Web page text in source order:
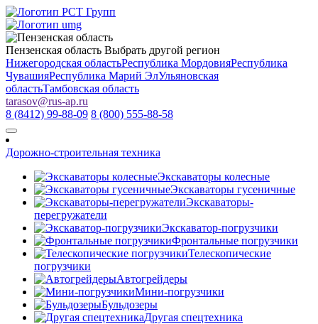
Пензенская область Выбрать другой регион
Нижегородская областьРеспублика МордовияРеспублика
ЧувашияРеспублика Марий ЭлУльяновская
областьТамбовская область
tarasov@rus-ap.ru
8 (8412) 99-88-09 8 (800) 555-88-58
Дорожно-строительная техника
Экскаваторы колесные
Экскаваторы гусеничные
Экскаваторы-
перегружатели
Экскаватор-погрузчики
Фронтальные погрузчики
Телескопические
погрузчики
Автогрейдеры
Мини-погрузчики
Бульдозеры
Другая спецтехника